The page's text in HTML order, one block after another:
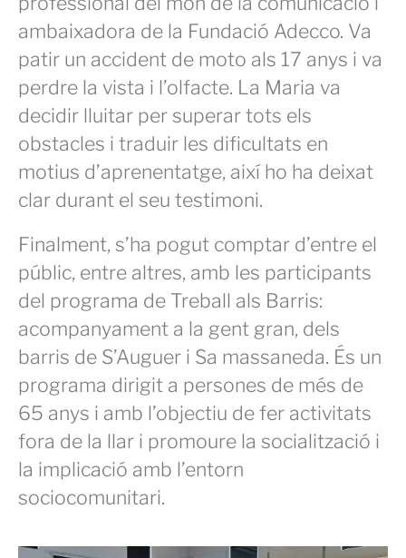
ambaixadora de la Fundació Adecco. Va
patir un accident de moto als 17 anys i va
perdre la vista i l’olfacte. La Maria va
decidir lluitar per superar tots els
obstacles i traduir les dificultats en
motius d’aprenentatge, així ho ha deixat
clar durant el seu testimoni.
Finalment, s’ha pogut comptar d’entre el
públic, entre altres, amb les participants
del programa de Treball als Barris:
acompanyament a la gent gran, dels
barris de S’Auguer i Sa massaneda. És un
programa dirigit a persones de més de
65 anys i amb l’objectiu de fer activitats
fora de la llar i promoure la socialització i
la implicació amb l’entorn
sociocomunitari.